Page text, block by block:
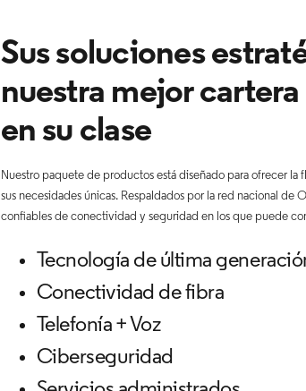
Sus soluciones
nuestra mejor
en su clase
Nuestro paquete de productos está diseñado para ofrecer la
sus necesidades únicas. Respaldados por la red nacional de
confiables de conectividad y seguridad en los que puede
Tecnología de última
Conectividad de fibra
Telefonía + Voz
Ciberseguridad